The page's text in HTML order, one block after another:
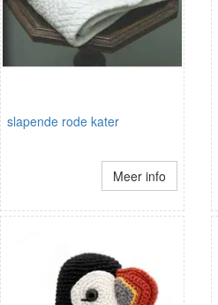
slapende rode kater
Meer info